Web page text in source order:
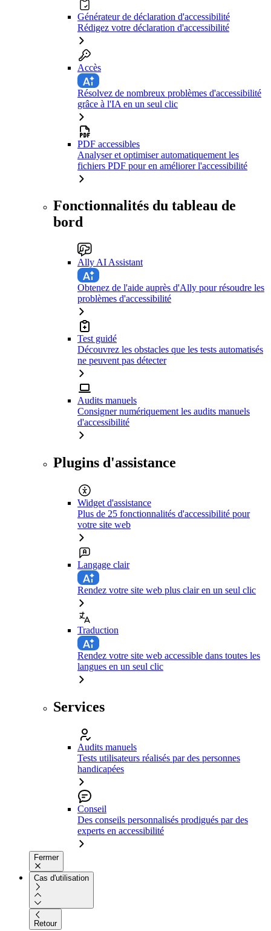
Générateur de déclaration d'accessibilité
Rédigez votre déclaration d'accessibilité
Accès
Résolvez de nombreux problèmes d'accessibilité
grâce à l'IA en un seul clic
PDF accessibles
Analyser et optimiser automatiquement les
fichiers PDF pour en améliorer l'accessibilité
Fonctionnalités du tableau de
bord
Ally AI Assistant
Obtenez de l'aide auprès d'Ally pour résoudre les
problèmes d'accessibilité
Test guidé
Découvrez les obstacles que les tests automatisés
ne peuvent pas détecter
Audits manuels
Consigner numériquement les audits manuels
d'accessibilité
Plugins d'assistance
Widget d'assistance
Plus de 25 fonctionnalités d'accessibilité pour
votre site web
Langage clair
Rendez votre site web plus clair en un seul clic
Traduction
Rendez votre site web accessible dans toutes les
langues en un seul clic
Services
Audits manuels
Tests utilisateurs réalisés par des personnes
handicapées
Conseil
Des conseils personnalisés prodigués par des
experts en accessibilité
Fermer
Cas d'utilisation
Retour